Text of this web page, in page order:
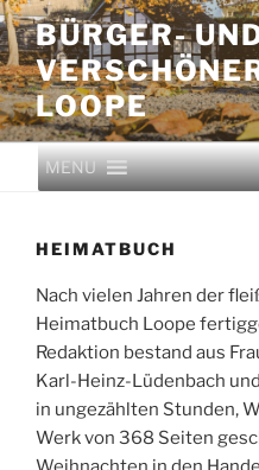
BÜRGER-
LOOPE
MENU
HEIMATBUCH
Nach vielen Jahren der
Heimatbuch Loope
Redaktion bestand aus
Karl-Heinz-Lüdenbach
in ungezählten Stunden,
Werk von 368 Seiten